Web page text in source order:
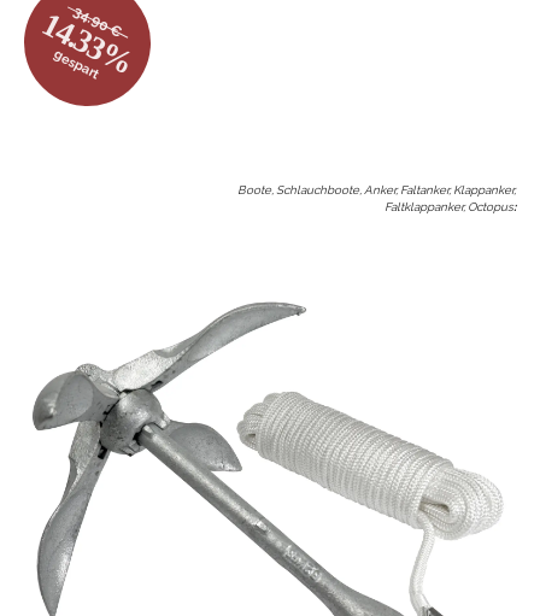
34.90 €
14.33%
gespart
Boote, Schlauchboote, Anker, Faltanker, Klappanker,
Faltklappanker, Octopus: